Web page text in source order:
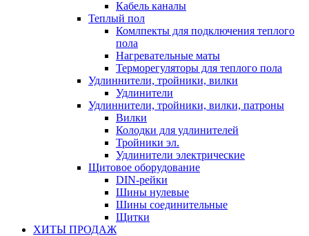
Кабель каналы
Теплый пол
Комлпекты для подключения теплого
пола
Нагревательные маты
Терморегуляторы для теплого пола
Удлиннители, тройники, вилки
Удлинители
Удлиннители, тройники, вилки, патроны
Вилки
Колодки для удлинителей
Тройники эл.
Удлинители электрические
Щитовое оборудование
DIN-рейки
Шины нулевые
Шины соединительные
Щитки
ХИТЫ ПРОДАЖ